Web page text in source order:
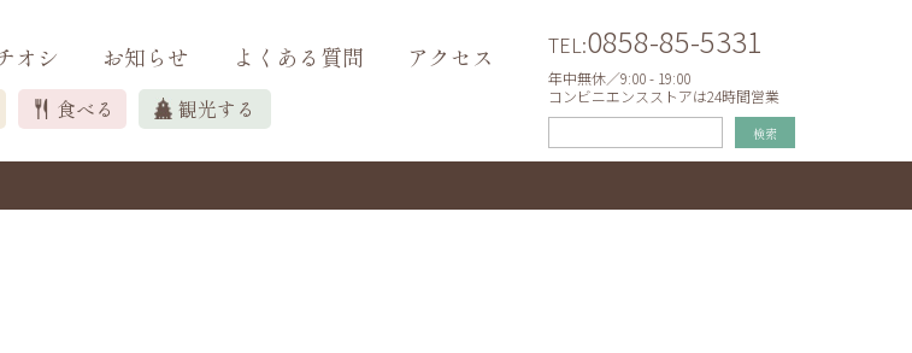
オシ お知らせ よくある質問 アクセス
食べる 観光する
TEL:0858-85-5331
年中無休／9:00 - 19:00
コンビニエンスストアは24時間営業
検索